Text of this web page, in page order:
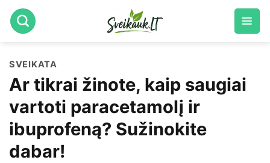
Skip
to
SVEIKATA
Ar tikrai žinote, kaip saugiai
vartoti paracetamolį ir
ibuprofeną? Sužinokite
dabar!